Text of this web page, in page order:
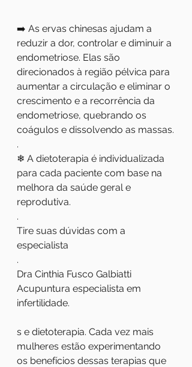
➡️ As ervas chinesas ajudam a
reduzir a dor, controlar e diminuir a
endometriose. Elas são
direcionados à região pélvica para
aumentar a circulação e eliminar o
crescimento e a recorrência da
endometriose, quebrando os
coágulos e dissolvendo as massas.
.
❄ A dietoterapia é individualizada
para cada paciente com base na
melhora da saúde geral e
reprodutiva.
.
Tire suas dúvidas com a
especialista
.
Dra Cinthia Fusco Galbiatti
Acupuntura especialista em
infertilidade.
s e dietoterapia. Cada vez mais
mulheres estão experimentando
os benefícios dessas terapias que